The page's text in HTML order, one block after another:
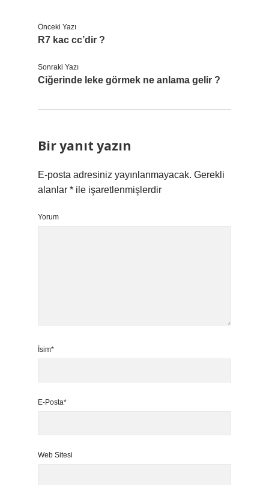
Önceki Yazı
R7 kac cc’dir ?
Sonraki Yazı
Ciğerinde leke görmek ne anlama gelir ?
Bir yanıt yazın
E-posta adresiniz yayınlanmayacak. Gerekli
alanlar * ile işaretlenmişlerdir
Yorum
İsim*
E-Posta*
Web Sitesi